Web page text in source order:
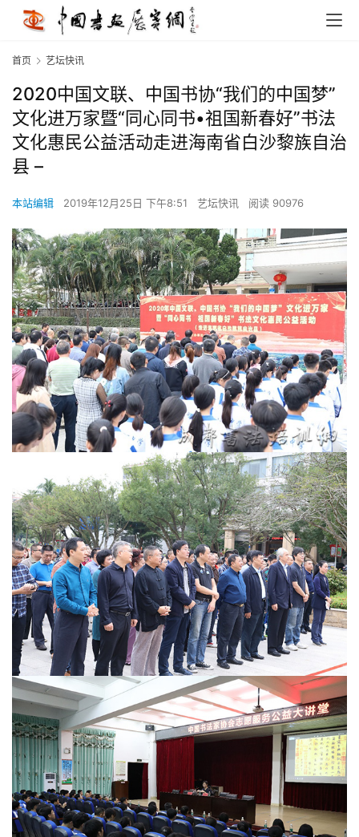
首页 艺坛快讯
2020中国文联、中国书协“我们的中国梦”
文化进万家暨“同心同书•祖国新春好”书法
文化惠民公益活动走进海南省白沙黎族自治
县 –
本站编辑 2019年12月25日 下午8:51 艺坛快讯 阅读 90976